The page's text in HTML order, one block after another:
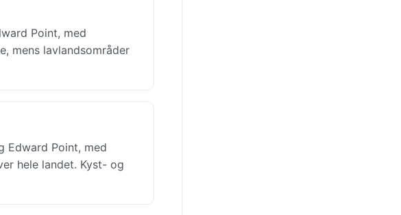
Point, med
mens lavlandsområder
Edward Point, med
hele landet. Kyst- og